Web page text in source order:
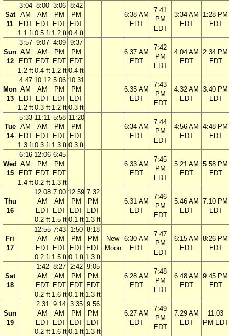
Sat
11
3:04
AM
EDT
1.1 ft
8:00
AM
EDT
0.5 ft
3:06
PM
EDT
1.2 ft
8:42
PM
EDT
0.4 ft
6:38 AM
EDT
7:41
PM
EDT
3:34 AM
EDT
1:28 PM
EDT
Sun
12
3:57
AM
EDT
1.2 ft
9:07
AM
EDT
0.4 ft
4:09
PM
EDT
1.2 ft
9:37
PM
EDT
0.4 ft
6:37 AM
EDT
7:42
PM
EDT
4:04 AM
EDT
2:34 PM
EDT
Mon
13
4:47
AM
EDT
1.2 ft
10:12
AM
EDT
0.3 ft
5:06
PM
EDT
1.2 ft
10:31
PM
EDT
0.3 ft
6:35 AM
EDT
7:43
PM
EDT
4:32 AM
EDT
3:40 PM
EDT
Tue
14
5:33
AM
EDT
1.3 ft
11:11
AM
EDT
0.3 ft
5:58
PM
EDT
1.3 ft
11:20
PM
EDT
0.3 ft
6:34 AM
EDT
7:44
PM
EDT
4:56 AM
EDT
4:48 PM
EDT
Wed
15
6:16
AM
EDT
1.4 ft
12:06
PM
EDT
0.2 ft
6:45
PM
EDT
1.3 ft
6:33 AM
EDT
7:45
PM
EDT
5:21 AM
EDT
5:58 PM
EDT
Thu
16
12:08
AM
EDT
0.2 ft
7:00
AM
EDT
1.5 ft
12:59
PM
EDT
0.1 ft
7:32
PM
EDT
1.3 ft
6:31 AM
EDT
7:46
PM
EDT
5:46 AM
EDT
7:10 PM
EDT
Fri
17
12:55
AM
EDT
0.2 ft
7:43
AM
EDT
1.5 ft
1:50
PM
EDT
0.1 ft
8:18
PM
EDT
1.3 ft
New
Moon
6:30 AM
EDT
7:47
PM
EDT
6:15 AM
EDT
8:26 PM
EDT
Sat
18
1:42
AM
EDT
0.2 ft
8:27
AM
EDT
1.6 ft
2:42
PM
EDT
0.1 ft
9:05
PM
EDT
1.3 ft
6:28 AM
EDT
7:48
PM
EDT
6:48 AM
EDT
9:45 PM
EDT
Sun
19
2:31
AM
EDT
0.2 ft
9:14
AM
EDT
1.6 ft
3:35
PM
EDT
0.1 ft
9:56
PM
EDT
1.3 ft
6:27 AM
EDT
7:49
PM
EDT
7:29 AM
EDT
11:03
PM EDT